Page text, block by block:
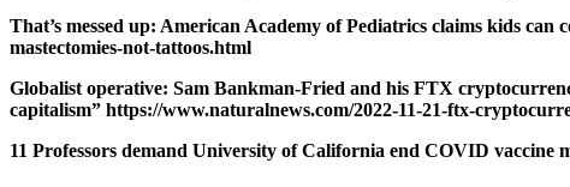
That’s messed up: American Academy of Pediatrics claims kids
mastectomies-not-tattoos.html
Globalist operative: Sam Bankman-Fried and his FTX
capitalism” https://www.naturalnews.com/2022-11-21-ftx-
11 Professors demand University of California end COVID vaccine